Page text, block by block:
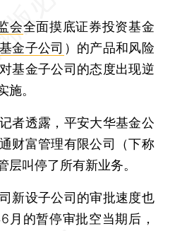
会全面摸底证券投资基金
基金子公司 ）的产品和风险
基金子公司的态度出现逆
施。
透露，平安大华基金公
财富管理有限公司（下称
层叫停了所有新业务。
设子公司的审批速度也
月的暂停审批空当期后，